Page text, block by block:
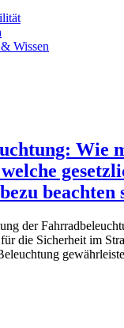
Wissen
Wie
beachten
der
die Sicherheit im